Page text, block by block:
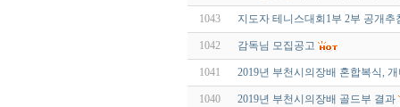
1043 지도자 테니스대회1부 2부 공개추
1042 감독님 모집공고
1041 2019년 부천시의장배 혼합복식,
1040 2019년 부천시의장배 골드부 결과